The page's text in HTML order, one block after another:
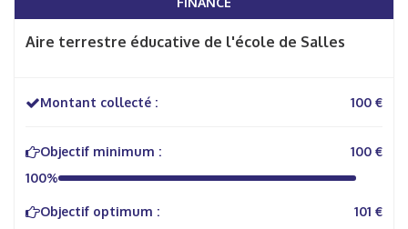
Aire terrestre éducative de l'école de Salles
Montant collecté : 100 €
Objectif minimum :
100 €
100%
Objectif optimum :
101 €